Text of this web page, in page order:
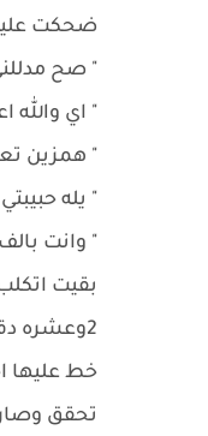
ضحكت
" صح
" اي
" همزين
" يله
" وانت
بقيت
2وعشره
تحقق